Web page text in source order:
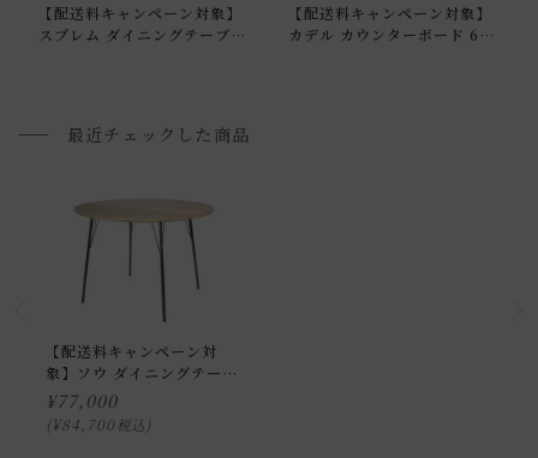
下さい。
上記対応が難しい場合は、搬入・組み立て・設置を行う「 開
開梱設置配送の場合、お品物をお客様のお部屋までお届け
し、専用スタッフが商品の組み立てを行います。
開梱設置を選択された場合は代金引換はご利用頂けません。
プルダウンからお住まいの地域の「開梱設置送料」をお選び
頂き、ご注文下さい。
配送方法に関しては「
【配送料キャンペーン対象】
スプレム ダイニングテーブル
【配送料キャンペーン対象】
カデル カウンターボード 600
最近チェックした商品
【配送料キャンペーン対
象】ソウ ダイニングテーブ
ル 1050 ラウンド
¥77,000
¥84,700 税込